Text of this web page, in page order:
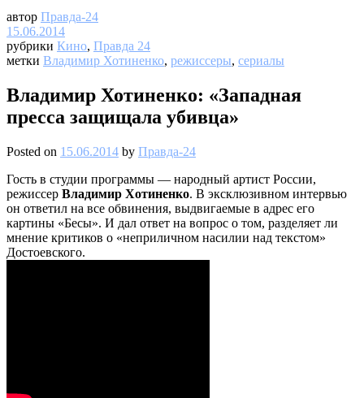
автор Правда-24
15.06.2014
рубрики Кино, Правда 24
метки Владимир Хотиненко, режиссеры, сериалы
Владимир Хотиненко: «Западная
пресса защищала убивца»
Posted on 15.06.2014 by Правда-24
Гость в студии программы — народный артист России,
режиссер Владимир Хотиненко. В эксклюзивном интервью
он ответил на все обвинения, выдвигаемые в адрес его
картины «Бесы». И дал ответ на вопрос о том, разделяет ли
мнение критиков о «неприличном насилии над текстом»
Достоевского.